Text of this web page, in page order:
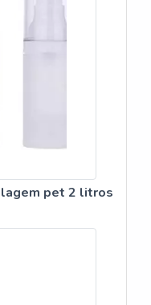
maneiras
e excelência em
esforços em
cosmético de
e excelente
despercebidos e
pet 2 litros